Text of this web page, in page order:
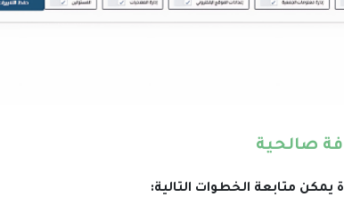
صالحية
يمكن متابعة الخطوات التالية: